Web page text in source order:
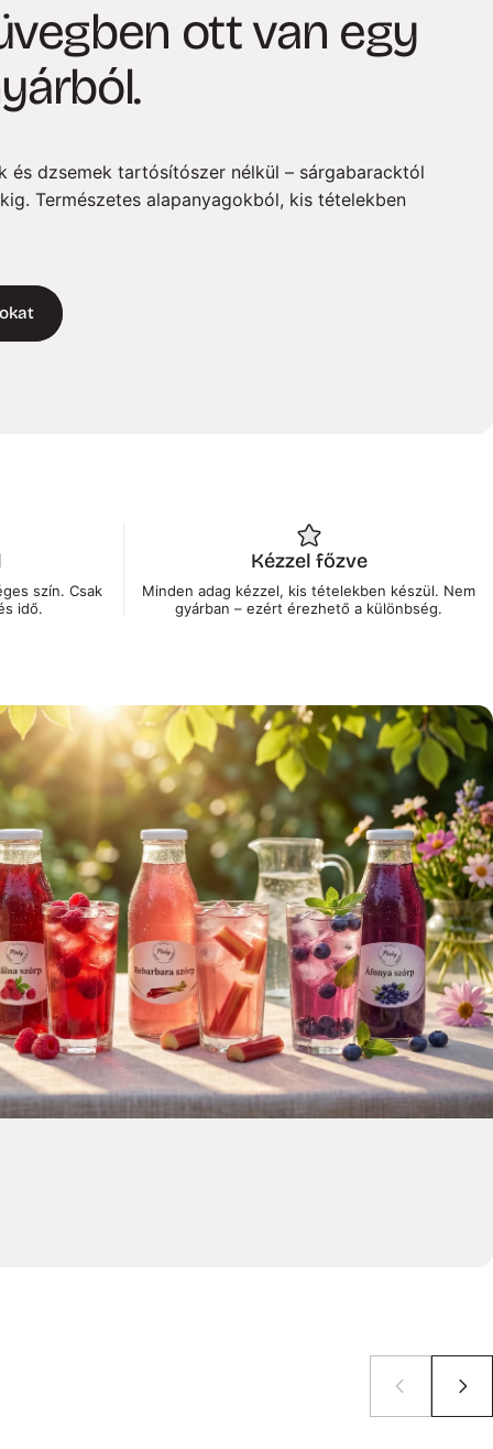
ottvan egy
és dzsemek tartósítószer nélkül – sárgabaracktól
Természetes alapanyagokból, kis tételekben
szín. Csak
idő.
Kézzel főzve
Minden adag kézzel, kis tételekben készül. Nem
gyárban – ezért érezhető a különbség.